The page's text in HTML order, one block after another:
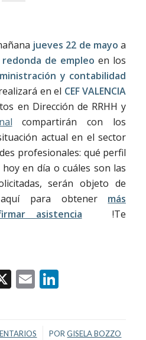
jueves 22 de mayo a
redonda de empleo en los
y contabilidad
en el CEF VALENCIA
en Dirección de RRHH y
compartirán con los
actual en el sector
profesionales: qué perfil
en día o cuáles son las
serán objeto de
para obtener más
asistencia !Te
X EmailLinkedIn
/ PORGISELA BOZZO